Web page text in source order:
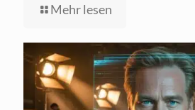
Mehr lesen
und
in